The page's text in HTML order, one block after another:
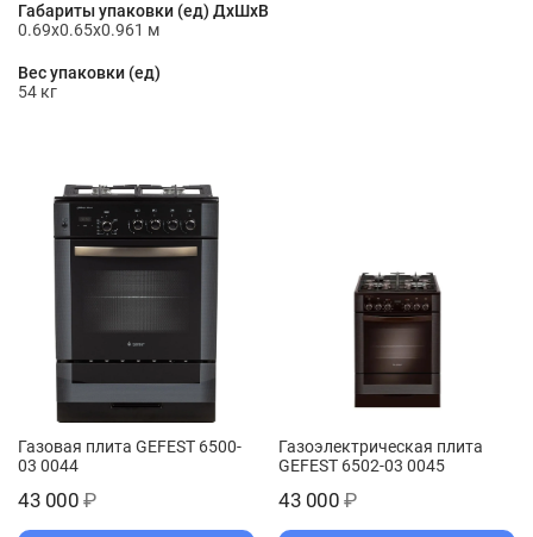
Габариты упаковки (ед) ДхШхВ
0.69x0.65x0.961 м
Вес упаковки (ед)
54 кг
Газовая плита GEFEST 6500-
03 0044
43 000 ₽
Газоэлектрическая плита
GEFEST 6502-03 0045
43 000 ₽